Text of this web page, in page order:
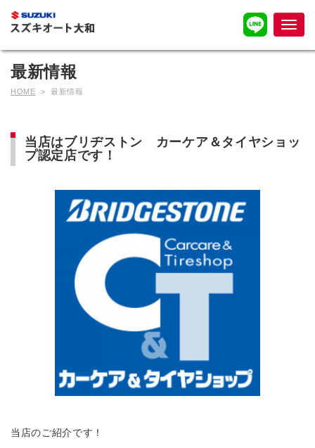
ナ
最新情報
HOME > 最新情報
当店はブリヂストン カーケア＆タイヤショッ
プ認定店です！
当店のご紹介です！